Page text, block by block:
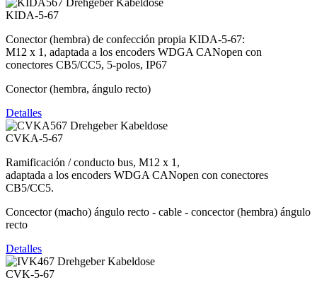
KIDA-5-67
Conector (hembra) de confección propia KIDA-5-67:
M12 x 1, adaptada a los encoders WDGA CANopen con
conectores CB5/CC5, 5-polos, IP67
Conector (hembra, ángulo recto)
Detalles
CVKA-5-67
Ramificación / conducto bus, M12 x 1,
adaptada a los encoders WDGA CANopen con conectores
CB5/CC5.
Concector (macho) ángulo recto - cable - concector (hembra) ángulo
recto
Detalles
CVK-5-67